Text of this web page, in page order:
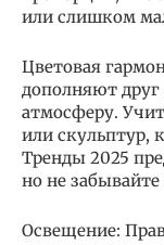
или слишком
Цветовая
дополняют
атмосферу.
или скульптур,
Тренды 2025
но не забывайте
Освещение: